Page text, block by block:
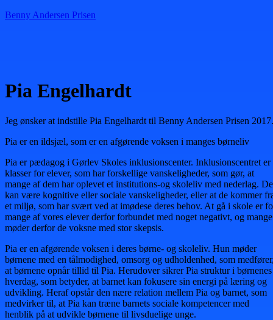
Benny Andersen Prisen
Pia Engelhardt
Jeg ønsker at indstille Pia Engelhardt til Benny Andersen Prisen 2017.
Pia er en ildsjæl, som er en afgørende voksen i manges børneliv
Pia er pædagog i Gørlev Skoles inklusionscenter. Inklusionscentret er
klasser for elever, som har forskellige vanskeligheder, som gør, at
mange af dem har oplevet et institutions-og skoleliv med nederlag.
kan være kognitive eller sociale vanskeligheder, eller at de kommer
et miljø, som har svært ved at imødese deres behov. At gå i skole er
mange af vores elever derfor forbundet med noget negativt, og mange
møder derfor de voksne med stor skepsis.
Pia er en afgørende voksen i deres børne- og skoleliv. Hun møder
børnene med en tålmodighed, omsorg og udholdenhed, som
at børnene opnår tillid til Pia. Herudover sikrer Pia struktur i børnenes
hverdag, som betyder, at barnet kan fokusere sin energi på læring og
udvikling. Heraf opstår den nære relation mellem Pia og barnet, som
medvirker til, at Pia kan træne barnets sociale kompetencer med
henblik på at udvikle børnene til livsduelige unge.